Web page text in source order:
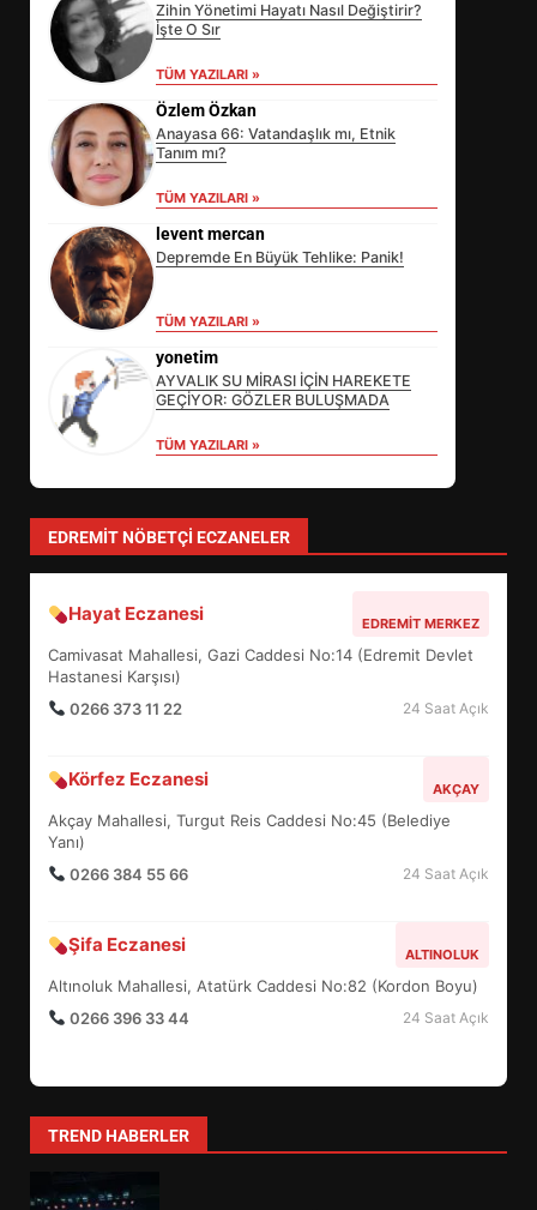
Zihin Yönetimi Hayatı Nasıl Değiştirir?
İşte O Sır
TÜM YAZILARI »
Özlem Özkan
Anayasa 66: Vatandaşlık mı, Etnik
Tanım mı?
TÜM YAZILARI »
levent mercan
Depremde En Büyük Tehlike: Panik!
TÜM YAZILARI »
yonetim
AYVALIK SU MİRASI İÇİN HAREKETE
GEÇİYOR: GÖZLER BULUŞMADA
TÜM YAZILARI »
EDREMIT NÖBETÇI ECZANELER
Hayat Eczanesi EDREMIT MERKEZ
Camivasat Mahallesi, Gazi Caddesi No:14 (Edremit Devlet
Hastanesi Karşısı)
0266 373 11 22
24 Saat Açık
Körfez Eczanesi AKÇAY
Akçay Mahallesi, Turgut Reis Caddesi No:45 (Belediye
Yanı)
0266 384 55 66
24 Saat Açık
Şifa Eczanesi ALTINOLUK
Altınoluk Mahallesi, Atatürk Caddesi No:82 (Kordon Boyu)
0266 396 33 44
24 Saat Açık
TREND HABERLER
SÜRDÜRÜLEBİLİRLİKTE NE
DEĞİŞECEK?
4
5
BALIKESİR MÜZELERİNDE SÜRE
UZATILDI: NE DEĞİŞTİ?
6
TURNUVASI KAYITLARI NEYİ
7
YENİ YÖNETİM NASIL
ŞEKİLLENDİ?
1
HAREKETE GEÇİYOR: GÖZLER